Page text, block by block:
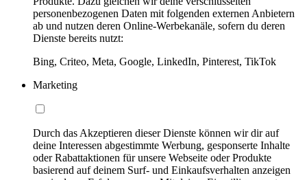
personenbezogenen Daten mit folgenden externen Anbietern
ab und nutzen deren Online-Werbekanäle, sofern du deren
Dienste bereits nutzt:
Bing, Criteo, Meta, Google, LinkedIn, Pinterest, TikTok
Marketing
Durch das Akzeptieren dieser Dienste können wir dir auf
deine Interessen abgestimmte Werbung, gesponserte Inhalte
oder Rabattaktionen für unsere Webseite oder Produkte
basierend auf deinem Surf- und Einkaufsverhalten anzeigen